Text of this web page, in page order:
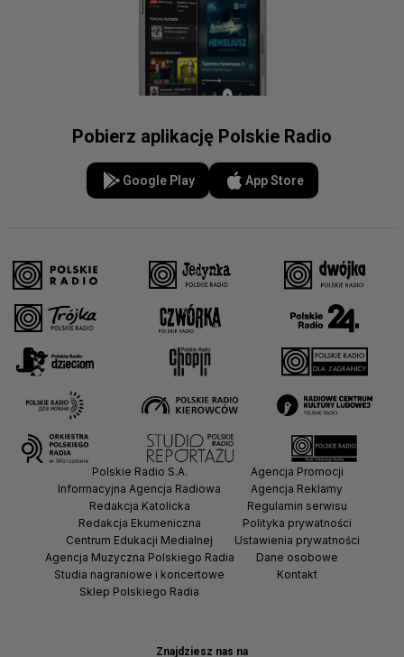
Pobierz aplikację Polskie Radio
Google Play App Store
Znajdziesz nas na
Polskie Radio S.A.
Informacyjna Agencja Radiowa
Redakcja Katolicka
Redakcja Ekumeniczna
Centrum Edukacji Medialnej
Agencja Muzyczna Polskiego Radia
Studia nagraniowe i koncertowe
Sklep Polskiego Radia
Agencja Promocji
Agencja Reklamy
Regulamin serwisu
Polityka prywatności
Ustawienia prywatności
Dane osobowe
Kontakt